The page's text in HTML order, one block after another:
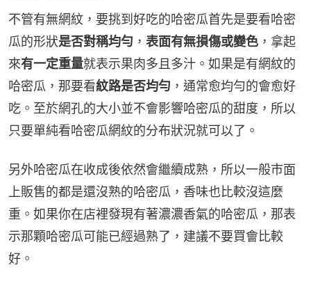
不管有無網紋，要挑到好吃的哈密瓜首先是要看哈密
瓜的形狀是否對稱均勻 ， 表面有無損傷或變色 ，拿起
來有一定重量就表示果肉多且多汁。如果是有網紋的
哈密瓜，那要看紋路是否均勻 ，通常愈均勻的會愈好
吃。至於網孔的大小並不會影響哈密瓜的甜度，所以
只要單純看哈密瓜網紋的分布狀況就可以了。
另外哈密瓜在收成後依然會繼續成熟，所以一般市面
上販售的都是還沒熟的哈密瓜，香味也比較沒這麼
重。如果你在店裡發現有著濃濃香氣的哈密瓜，那表
示那顆哈密瓜可能已經過熟了，建議不要買會比較
好。